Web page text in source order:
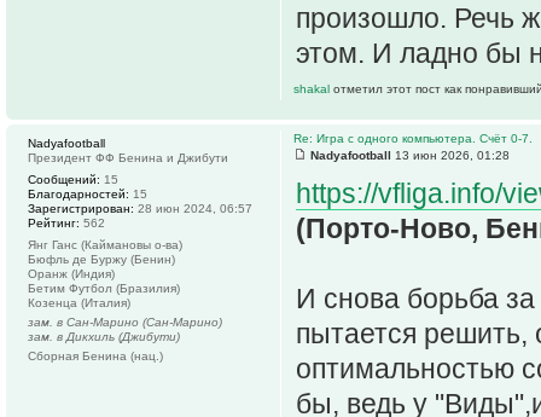
произошло. Речь
этом. И ладно бы
shakal отметил этот пост как
Re: Игра с одного компьютера. Счёт 0-7.
Nadyafootball
13 июн 2026, 01:28
https://vfliga.info/
(Порто-Ново,
И снова борьба
пытается решить,
оптимальностью
бы, ведь у
Nadyafootball
Президент ФФ Бенина и Джибути
Сообщений: 15
Благодарностей: 15
Зарегистрирован: 28 июн 2024, 06:57
Рейтинг: 562
Янг Ганс (Каймановы о-ва)
Бюфль де Буржу (Бенин)
Оранж (Индия)
Бетим Футбол (Бразилия)
Козенца (Италия)
зам. в Сан-Марино (Сан-Марино)
зам. в Дикхиль (Джибути)
Сборная Бенина (нац.)